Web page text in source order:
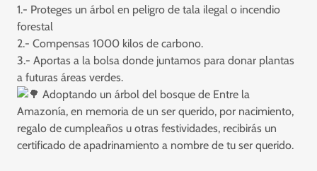
1.- Proteges un árbol en peligro de tala ilegal o incendio
forestal
2.- Compensas 1000 kilos de carbono.
3.- Aportas a la bolsa donde juntamos para donar plantas
a futuras áreas verdes.
Adoptando un árbol del bosque de Entre la
Amazonía, en memoria de un ser querido, por nacimiento,
regalo de cumpleaños u otras festividades, recibirás un
certificado de apadrinamiento a nombre de tu ser querido.